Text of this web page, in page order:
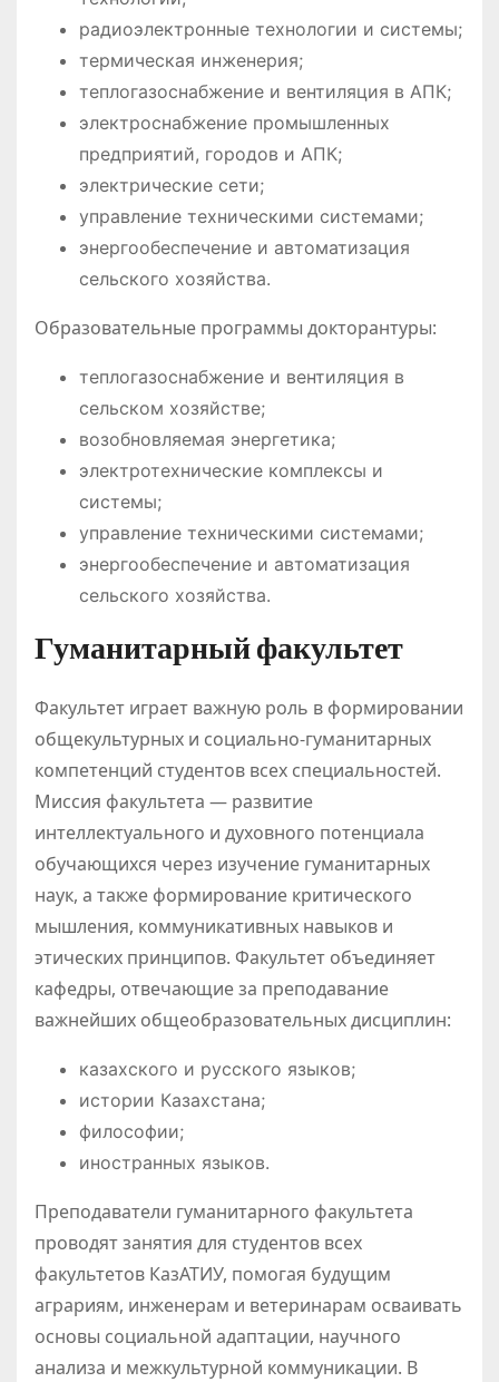
радиоэлектронные технологии и системы;
термическая инженерия;
теплогазоснабжение и вентиляция в АПК;
электроснабжение промышленных
предприятий, городов и АПК;
электрические сети;
управление техническими системами;
энергообеспечение и автоматизация
сельского хозяйства.
Образовательные программы докторантуры:
теплогазоснабжение и вентиляция в
сельском хозяйстве;
возобновляемая энергетика;
электротехнические комплексы и
системы;
управление техническими системами;
энергообеспечение и автоматизация
сельского хозяйства.
Гуманитарный факультет
Факультет играет важную роль в формировании
общекультурных и социально-гуманитарных
компетенций студентов всех специальностей.
Миссия факультета — развитие
интеллектуального и духовного потенциала
обучающихся через изучение гуманитарных
наук, а также формирование критического
мышления, коммуникативных навыков и
этических принципов. Факультет объединяет
кафедры, отвечающие за преподавание
важнейших общеобразовательных дисциплин:
казахского и русского языков;
истории Казахстана;
философии;
иностранных языков.
Преподаватели гуманитарного факультета
проводят занятия для студентов всех
факультетов КазАТИУ, помогая будущим
аграриям, инженерам и ветеринарам осваивать
основы социальной адаптации, научного
анализа и межкультурной коммуникации. В